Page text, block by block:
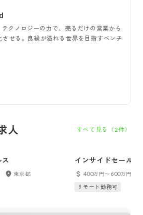
テクノロジーの力で、売るだけの営業から
させる。良縁が溢れる世界を目指すベンチ
人 すべて見る（2件）
東京都
インサイドセールス
400万円〜600万円
リモート勤務可